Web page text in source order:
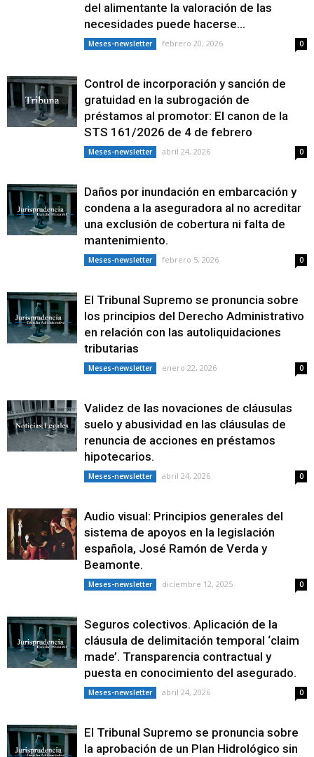
del alimentante la valoración de las
necesidades puede hacerse...
Meses-newsletter febrero 20, 2026 0
Control de incorporación y sanción de
gratuidad en la subrogación de
préstamos al promotor: El canon de la
STS 161/2026 de 4 de febrero
Meses-newsletter abril 24, 2026 0
Daños por inundación en embarcación y
condena a la aseguradora al no acreditar
una exclusión de cobertura ni falta de
mantenimiento.
Meses-newsletter febrero 5, 2026 0
El Tribunal Supremo se pronuncia sobre
los principios del Derecho Administrativo
en relación con las autoliquidaciones
tributarias
Meses-newsletter enero 22, 2026 0
Validez de las novaciones de cláusulas
suelo y abusividad en las cláusulas de
renuncia de acciones en préstamos
hipotecarios.
Meses-newsletter abril 24, 2026 0
Audio visual: Principios generales del
sistema de apoyos en la legislación
española, José Ramón de Verda y
Beamonte.
Meses-newsletter diciembre 12, 2025 0
Seguros colectivos. Aplicación de la
cláusula de delimitación temporal ‘claim
made’. Transparencia contractual y
puesta en conocimiento del asegurado.
Meses-newsletter abril 24, 2026 0
El Tribunal Supremo se pronuncia sobre
la aprobación de un Plan Hidrológico sin